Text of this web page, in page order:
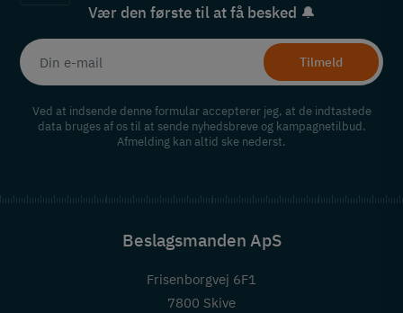
Vær den første til at få besked 🔔
Tilmeld
Ved at indsende denne formular accepterer jeg, at de indtastede
data bruges af os til at sende nyhedsbreve og kampagnetilbud.
Afmelding kan altid ske nederst.
Beslagsmanden ApS
Frisenborgvej 6F1
7800 Skive